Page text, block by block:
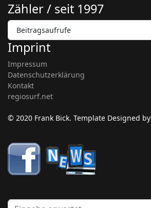
Zähler / seit 1997
Beitragsaufrufe
Imprint
Impressum
Datenschutzerklärung
Kontakt
regiosurf.net
© 2020 Frank Bick. Template Designed by